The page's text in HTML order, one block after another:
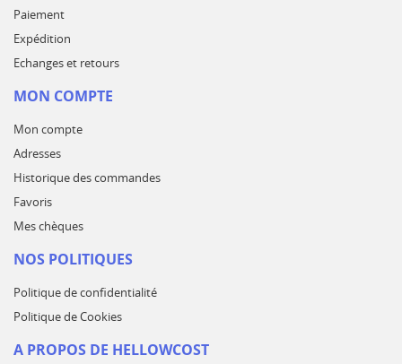
Paiement
Expédition
Echanges et retours
MON COMPTE
Mon compte
Adresses
Historique des commandes
Favoris
Mes chèques
NOS POLITIQUES
Politique de confidentialité
Politique de Cookies
A PROPOS DE HELLOWCOST